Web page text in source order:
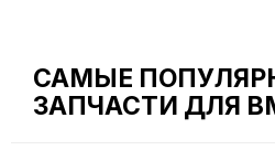
САМЫЕ
ЗАПЧАСТИ ДЛЯ